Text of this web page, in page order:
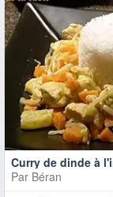
Curry de dinde à
Par Béran